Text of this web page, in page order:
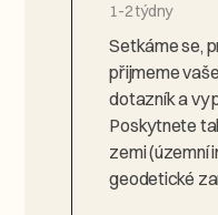
1-2 týdny
Setkáme se,
přijmeme
dotazník a vy
Poskytnete
zemi (územní
geodetické